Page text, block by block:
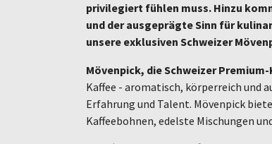
privilegiert fühlen muss. Hinzu
und der ausgeprägte Sinn für
unsere exklusiven Schweizer
Mövenpick, die Schweizer
Kaffee - aromatisch, körperreich und
Erfahrung und Talent. Mövenpick
Kaffeebohnen, edelste Mischungen